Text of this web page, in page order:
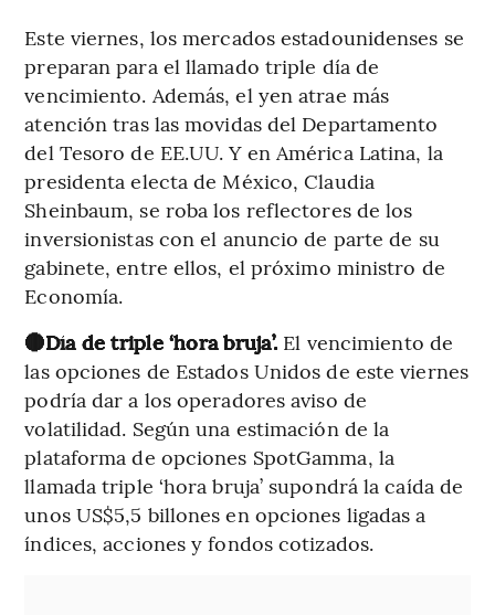
Este viernes, los mercados estadounidenses se
preparan para el llamado triple día de
vencimiento. Además, el yen atrae más
atención tras las movidas del Departamento
del Tesoro de EE.UU. Y en América Latina, la
presidenta electa de México, Claudia
Sheinbaum, se roba los reflectores de los
inversionistas con el anuncio de parte de su
gabinete, entre ellos, el próximo ministro de
Economía.
🔴Día de triple ‘hora bruja’. El vencimiento de
las opciones de Estados Unidos de este viernes
podría dar a los operadores aviso de
volatilidad. Según una estimación de la
plataforma de opciones SpotGamma, la
llamada triple ‘hora bruja’ supondrá la caída de
unos US$5,5 billones en opciones ligadas a
índices, acciones y fondos cotizados.